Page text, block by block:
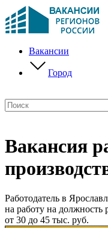
Вакансии
Город
Вакансия
Работодатель в
на работу на должность
от 30 до 45 тыс. руб.